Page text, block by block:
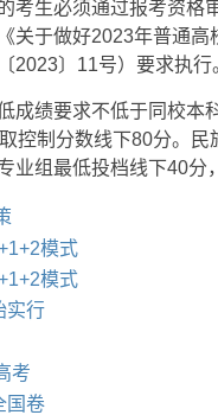
考生必须通过报考资格
关于做好2023年普通
2023〕11号）要求执行
成绩要求不低于同校本
控制分数线下80分。
业组最低投档线下40
模式
模式
实行
考
国卷